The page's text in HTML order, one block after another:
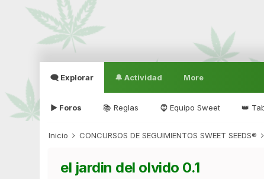
🗨 Explorar
▶ Foros 📚 Reglas 🧔 Equipo Sweet 👑
🔔 Actividad More
Inicio CONCURSOS DE SEGUIMIENTOS SWEET SEEDS®
el jardin del olvido 0.1